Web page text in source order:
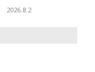
2026.8.2